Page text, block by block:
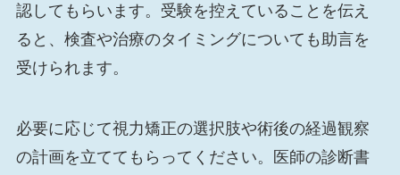
認してもらいます。受験を控えていることを伝え
ると、検査や治療のタイミングについても助言を
受けられます。
必要に応じて視力矯正の選択肢や術後の経過観察
の計画を立ててもらってください。医師の診断書